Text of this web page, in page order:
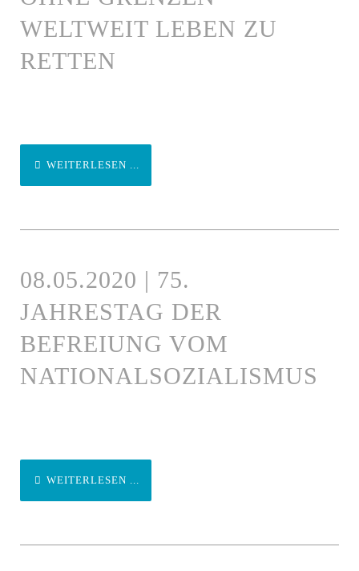
WELTWEIT LEBEN ZU
RETTEN
WEITERLESEN ...
08.05.2020 | 75.
JAHRESTAG DER
BEFREIUNG VOM
NATIONALSOZIALISMUS
WEITERLESEN ...